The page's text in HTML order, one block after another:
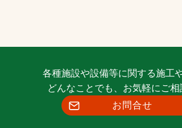
各種施設や設備等に関する施工
どんなことでも、お気軽にご相
お問合せ